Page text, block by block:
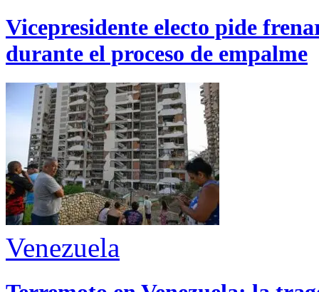
Vicepresidente electo pide
durante el proceso de empalme
Venezuela